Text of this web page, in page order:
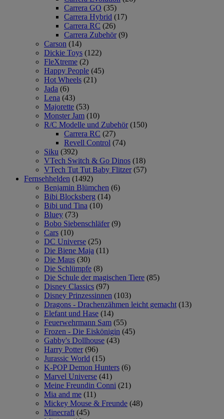
Carrera GO (35)
Carrera Hybrid (17)
Carrera RC (26)
Carrera Zubehör (9)
Carson (14)
Dickie Toys (122)
FleXtreme (2)
Happy People (45)
Hot Wheels (21)
Jada (6)
Lena (43)
Majorette (53)
Monster Jam (10)
R/C Modelle und Zubehör (150)
Carrera RC (27)
Revell Control (74)
Siku (392)
VTech Switch & Go Dinos (18)
VTech Tut Tut Baby Flitzer (57)
Fernsehhelden (1492)
Benjamin Blümchen (6)
Bibi Blocksberg (14)
Bibi und Tina (10)
Bluey (73)
Bobo Siebenschläfer (9)
Cars (10)
DC Universe (25)
Die Biene Maja (11)
Die Maus (30)
Die Schlümpfe (8)
Die Schule der magischen Tiere (85)
Disney Classics (97)
Disney Prinzessinnen (103)
Dragons - Drachenzähmen leicht gemacht (13)
Elefant und Hase (14)
Feuerwehrmann Sam (55)
Frozen - Die Eiskönigin (45)
Gabby's Dollhouse (43)
Harry Potter (96)
Jurassic World (15)
K-POP Demon Hunters (6)
Marvel Universe (41)
Meine Freundin Conni (21)
Mia and me (11)
Mickey Mouse & Freunde (48)
Minecraft (45)